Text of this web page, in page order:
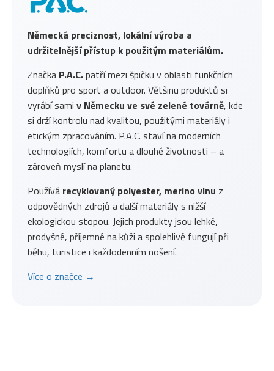
Německá preciznost, lokální výroba a
udržitelnější přístup k použitým materiálům.
Značka P.A.C.patří mezi špičku v oblasti funkčních
doplňků pro sport a outdoor. Většinu produktů si
vyrábí sami v Německu ve své zelené továrně, kde
si drží kontrolu nad kvalitou, použitými materiály i
etickým zpracováním. P.A.C. staví na moderních
technologiích, komfortu a dlouhé životnosti – a
zároveň myslí na planetu.
Používá recyklovaný polyester, merino vlnu z
odpovědných zdrojů a další materiály s nižší
ekologickou stopou. Jejich produkty jsou lehké,
prodyšné, příjemné na kůži a spolehlivě fungují při
běhu, turistice i každodenním nošení.
Více o značce →